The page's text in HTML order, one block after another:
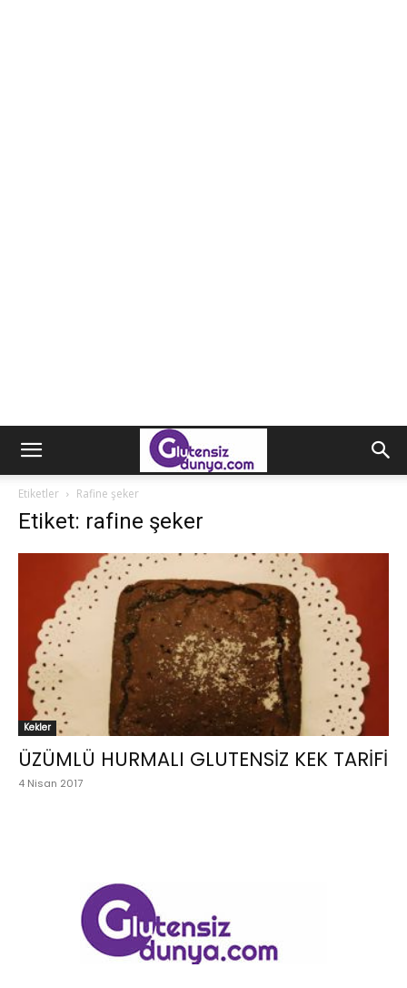
Etiketler Rafine şeker
Etiket: rafine şeker
Kekler
ÜZÜMLÜ HURMALI GLUTENSİZ KEK TARİFİ
4 Nisan 2017